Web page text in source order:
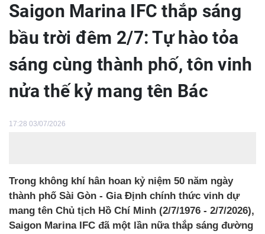
Saigon Marina IFC thắp sáng
bầu trời đêm 2/7: Tự hào tỏa
sáng cùng thành phố, tôn vinh
nửa thế kỷ mang tên Bác
17:28 03/07/2026
Trong không khí hân hoan kỷ niệm 50 năm ngày
thành phố Sài Gòn - Gia Định chính thức vinh dự
mang tên Chủ tịch Hồ Chí Minh (2/7/1976 - 2/7/2026),
Saigon Marina IFC đã một lần nữa thắp sáng đường